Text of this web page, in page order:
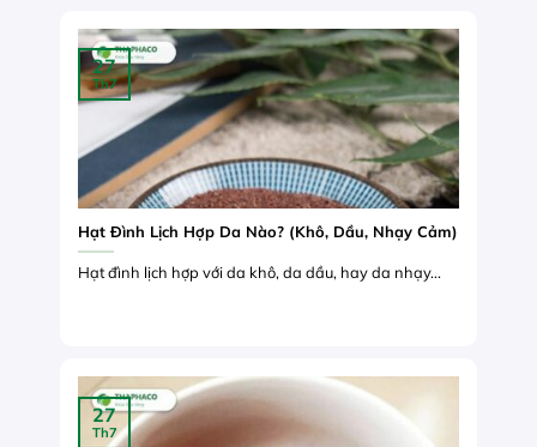
Hạt Đình Lịch Hợp Da Nào? (Khô, Dầu, Nhạy Cảm)
Hạt đình lịch hợp với da khô, da dầu, hay da nhạy...
27
Th7
27
Th7